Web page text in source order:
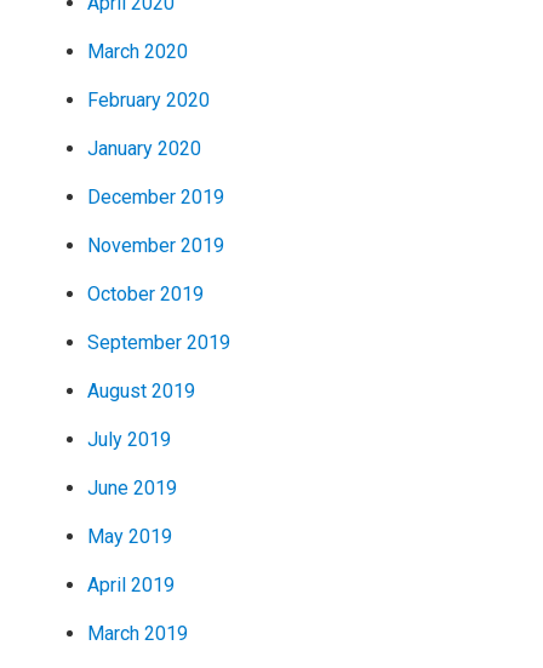
March 2020
February 2020
January 2020
December 2019
November 2019
October 2019
September 2019
August 2019
July 2019
June 2019
May 2019
April 2019
March 2019